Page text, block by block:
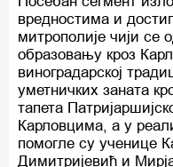
вредностима и
митрополије чији се
образовању кроз
виноградарској
уметничких заната
тапета
Карловцима, а у
помогле су ученице
Димитријевић и